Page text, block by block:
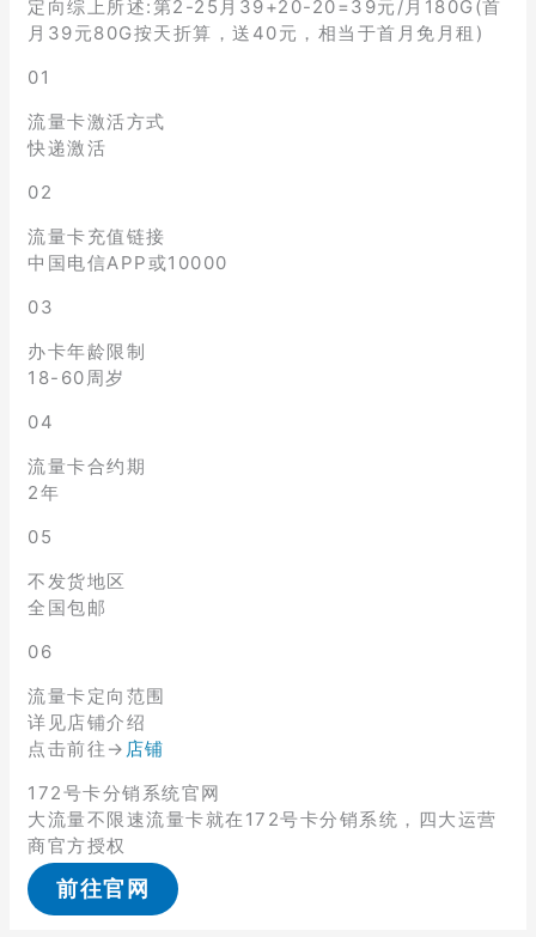
定向综上所述:第2-25月39+20-20=39元/月180G(首
月39元80G按天折算，送40元，相当于首月免月租)
01
流量卡激活方式
快递激活
02
流量卡充值链接
中国电信APP或10000
03
办卡年龄限制
18-60周岁
04
流量卡合约期
2年
05
不发货地区
全国包邮
06
流量卡定向范围
详见店铺介绍
点击前往→ 店铺
172号卡分销系统官网
大流量不限速流量卡就在172号卡分销系统，四大运营
商官方授权
前往官网